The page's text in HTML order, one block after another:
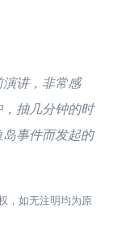
讲，非常感
抽几分钟的时
事件而发起的
，如无注明均为原